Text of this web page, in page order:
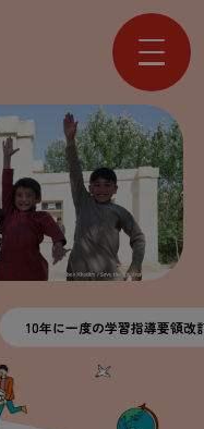
10年に一度の学習指導要領改